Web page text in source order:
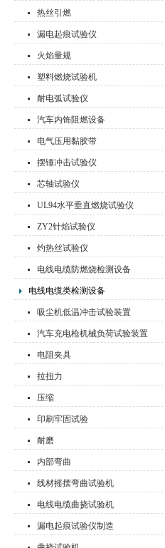
热丝引燃
漏电起痕试验仪
火焰量规
塑料燃烧试验机
耐电弧试验仪
汽车内饰阻燃设备
电气压用黏胶带
摆锤冲击试验仪
芯轴试验仪
UL94水平垂直燃烧试验仪
ZY2针焰试验仪
灼热丝试验仪
电线电缆防燃烧检测设备
电线电缆类检测设备
吸尘机低温冲击试验装置
汽车充电枪机械负荷试验装置
电阻夹具
拉扭力
压缩
印刷牢固试验
耐磨
内部弯曲
线材摇摆弯曲试验机
电线电缆曲挠试验机
漏电起痕试验仪制造